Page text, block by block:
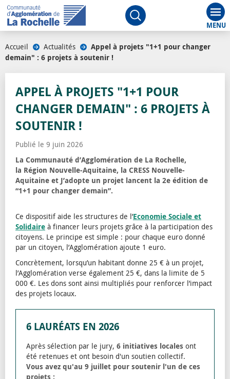
Ouvrir le moteur de
Accueil Actualités
Appel à projets "1+1 pour changer
demain" : 6 projets à soutenir !
APPEL À PROJETS "1+1 POUR
CHANGER DEMAIN" : 6 PROJETS À
SOUTENIR !
Publié le 9 juin 2026
La Communauté d’Agglomération de La Rochelle,
la Région Nouvelle-Aquitaine, la CRESS Nouvelle-
Aquitaine et J’adopte un projet lancent la 2e édition de
“1+1 pour changer demain”.
Ce dispositif aide les structures de l’Economie Sociale et
Solidaire à financer leurs projets grâce à la participation des
citoyens. Le principe est simple : pour chaque euro donné
par un citoyen, l’Agglomération ajoute 1 euro.
Concrètement, lorsqu’un habitant donne 25 € à un projet,
l’Agglomération verse également 25 €, dans la limite de 5
000 €. Les dons sont ainsi multipliés pour renforcer l’impact
des projets locaux.
6 LAURÉATS EN 2026
Après sélection par le jury, 6 initiatives locales ont
été retenues et ont besoin d'un soutien collectif.
Vous avez qu'au 9 juillet pour soutenir l'un de ces
projets :